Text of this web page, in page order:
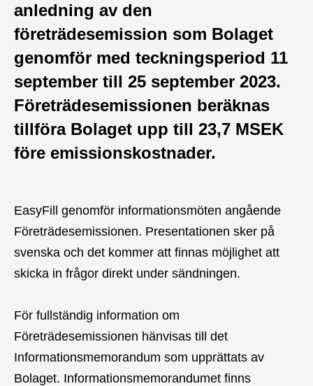
anledning av den
företrädesemission som Bolaget
genomför med teckningsperiod 11
september till 25 september 2023.
Företrädesemissionen beräknas
tillföra Bolaget upp till 23,7 MSEK
före emissionskostnader.
EasyFill genomför informationsmöten angående
Företrädesemissionen. Presentationen sker på
svenska och det kommer att finnas möjlighet att
skicka in frågor direkt under sändningen.
För fullständig information om
Företrädesemissionen hänvisas till det
Informationsmemorandum som upprättats av
Bolaget. Informationsmemorandumet finns